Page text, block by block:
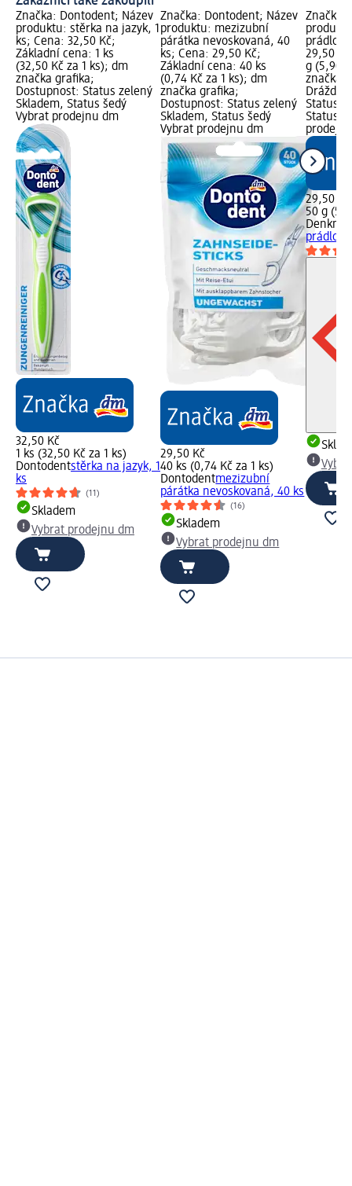
Značka: Dontodent; Název
produktu: stěrka na jazyk, 1
ks; Cena: 32,50 Kč;
Základní cena: 1 ks
(32,50 Kč za 1 ks); dm
značka grafika;
Dostupnost: Status zelený
Skladem, Status šedý
Vybrat prodejnu dm
32,50 Kč
1 ks (32,50 Kč za 1 ks)
Dontodentstěrka na jazyk, 1
ks
(11)
Skladem
Vybrat prodejnu dm
Značka: Dontodent; Název
produktu: mezizubní
párátka nevoskovaná, 40
ks; Cena: 29,50 Kč;
Základní cena: 40 ks
(0,74 Kč za 1 ks); dm
značka grafika;
Dostupnost: Status zelený
Skladem, Status šedý
Vybrat prodejnu dm
29,50 Kč
40 ks (0,74 Kč za 1 ks)
Dontodentmezizubní
párátka nevoskovaná, 40 ks
(16)
Skladem
Vybrat prodejnu dm
Značka:
prádlo,
29,50
g (5,90
značka
Status
Status
29,50 Kč
50 g
Denkmit
prádlo,